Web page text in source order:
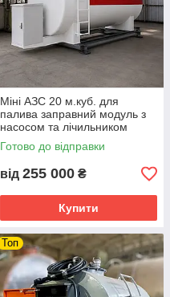
Міні АЗС 20 м.куб. для
палива заправний модуль з
насосом та лічильником
Готово до відправки
від 255 000 ₴
Купити
Топ